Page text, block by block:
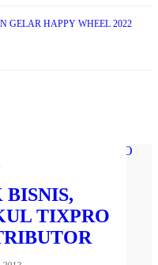
GELAR HAPPY WHEEL 2022
TIXPRO